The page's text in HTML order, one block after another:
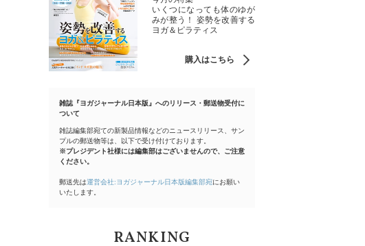
いくつになっても体のゆが
みが整う！ 姿勢を改善する
ヨガ＆ピラティス
購入はこちら
雑誌『ヨガジャーナル日本版』へのリリース・郵送物受付に
ついて
雑誌編集部宛ての新製品情報などのニュースリリース、サン
プルの郵送物等は、以下で受け付けております。
※プレジデント社様には編集部はございませんので、ご注意
ください。
郵送先は運営会社:ヨガジャーナル日本版編集部宛にお願い
いたします。
RANKING